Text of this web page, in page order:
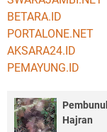
BETARA.ID
PORTALONE.NET
AKSARA24.ID
PEMAYUNG.ID
Hajran